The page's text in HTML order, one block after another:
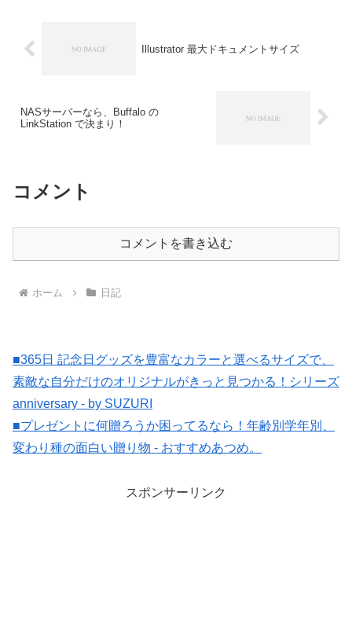
Illustrator 最大ドキュメントサイズ
NASサーバーなら、Buffalo の
LinkStation で決まり！
コメント
コメントを書き込む
ホーム 日記
■365日 記念日グッズを豊富なカラーと選べるサイズで、
素敵な自分だけのオリジナルがきっと見つかる！シリーズ
anniversary - by SUZURI
■プレゼントに何贈ろうか困ってるなら！年齢別学年別、
変わり種の面白い贈り物 - おすすめあつめ。
スポンサーリンク